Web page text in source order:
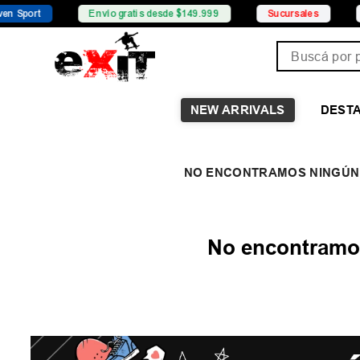
Envío gratis desde $149.999 Sucursales
NEW ARRIVALS
No